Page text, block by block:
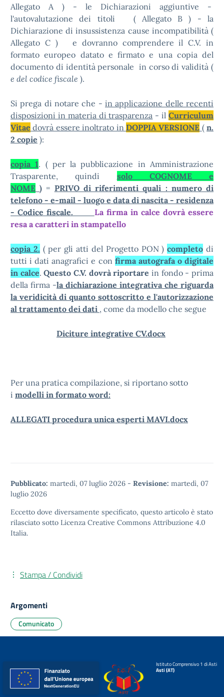
Allegato A ) - le Dichiarazioni aggiuntive -
l'autovalutazione dei titoli ( Allegato B ) - la
Dichiarazione di insussistenza cause incompatibilità (
Allegato C ) e dovranno comprendere il C.V. in
formato europeo datato e firmato e una copia del
documento di identità personale in corso di validità (
e del codice fiscale ).
Si prega di notare che - in applicazione delle recenti
disposizioni in materia di trasparenza - ilCurriculum
Vitae dovrà essere inoltrato in DOPPIA VERSIONE ( n.
2 copie ):
copia 1. ( per la pubblicazione in Amministrazione
Trasparente, quindi solo COGNOME e
NOME ) = PRIVO di riferimenti quali : numero di
telefono - e-mail - luogo e data di nascita - residenza
- Codice fiscale. La firma in calce dovrà essere
resa a caratteri in stampatello
copia 2. ( per gli atti del Progetto PON )completo di
tutti i dati anagrafici e con firma autografa o digitale
in calce.Questo C.V. dovrà riportare in fondo - prima
della firma -la dichiarazione integrativa che riguarda
la veridicità di quanto sottoscritto e l'autorizzazione
al trattamento dei dati , come da modello che segue
Diciture integrative CV.docx
Per una pratica compilazione, si riportano sotto
i modelli in formato word:
ALLEGATI procedura unica esperti MAVI.docx
Pubblicato: martedì, 07 luglio 2026 - Revisione: martedì, 07
luglio 2026
Eccetto dove diversamente specificato, questo articolo è stato
rilasciato sotto Licenza Creative Commons Attribuzione 4.0
Italia.
Stampa / Condividi
Argomenti
Comunicato
Istituto Comprensivo 1 di Asti
Asti (AT)